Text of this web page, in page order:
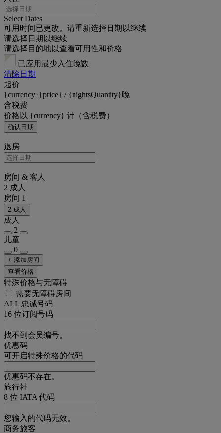
Select Dates
可用时间已更改。请重新选择日期以继续
请选择日期以继续
请选择目的地以查看可用性和价格
已应用最少入住晚数
清除日期
起价
{currency}{price} / {nightsQuantity}晚
含税费
价格以 {currency} 计（含税费）
确认日期
退房
房间 & 客人
2 成人
房间 1
2 成人
成人
2
儿童
0
+ 添加房间
查看价格
特殊价格与无障碍
需要无障碍房间
ALL 忠诚号码
16 位订阅号码
找不到会员编号。
优惠码
可开启特殊价格的代码
优惠码不存在。
旅行社
8 位 IATA 代码
您输入的代码无效。
商务旅客